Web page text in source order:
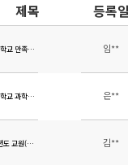
제목 등록일
교 만족도조사 결과보고-2017학년도 2학기
임**
교 과학실 구축 입찰공고 은**
교원(중국어) 채용 공고 김**